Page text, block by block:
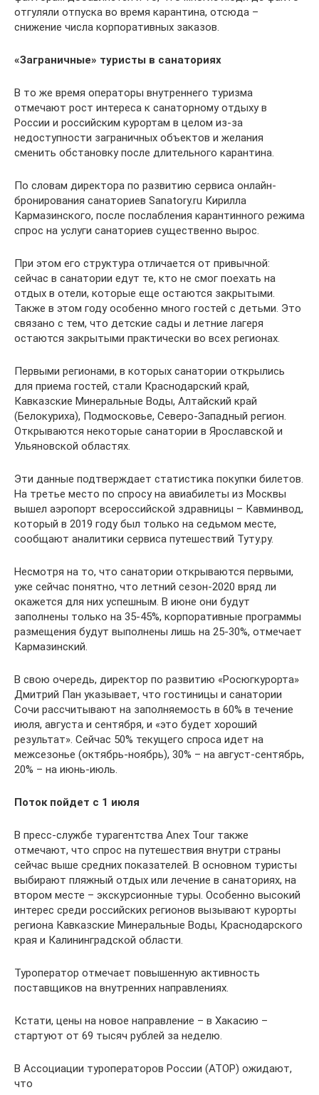
отгуляли отпуска во время карантина, отсюда –
снижение числа корпоративных заказов.
«Заграничные» туристы в санаториях
В то же время операторы внутреннего туризма
отмечают рост интереса к санаторному отдыху в
России и российским курортам в целом из-за
недоступности заграничных объектов и желания
сменить обстановку после длительного карантина.
По словам директора по развитию сервиса онлайн-
бронирования санаториев Sanatory.ru Кирилла
Кармазинского, после послабления карантинного режима
спрос на услуги санаториев существенно вырос.
При этом его структура отличается от привычной:
сейчас в санатории едут те, кто не смог поехать на
отдых в отели, которые еще остаются закрытыми.
Также в этом году особенно много гостей с детьми. Это
связано с тем, что детские сады и летние лагеря
остаются закрытыми практически во всех регионах.
Первыми регионами, в которых санатории открылись
для приема гостей, стали Краснодарский край,
Кавказские Минеральные Воды, Алтайский край
(Белокуриха), Подмосковье, Северо-Западный регион.
Открываются некоторые санатории в Ярославской и
Ульяновской областях.
Эти данные подтверждает статистика покупки билетов.
На третье место по спросу на авиабилеты из Москвы
вышел аэропорт всероссийской здравницы – Кавминвод,
который в 2019 году был только на седьмом месте,
сообщают аналитики сервиса путешествий Туту.ру.
Несмотря на то, что санатории открываются первыми,
уже сейчас понятно, что летний сезон-2020 вряд ли
окажется для них успешным. В июне они будут
заполнены только на 35-45%, корпоративные программы
размещения будут выполнены лишь на 25-30%, отмечает
Кармазинский.
В свою очередь, директор по развитию «Росюгкурорта»
Дмитрий Пан указывает, что гостиницы и санатории
Сочи рассчитывают на заполняемость в 60% в течение
июля, августа и сентября, и «это будет хороший
результат». Сейчас 50% текущего спроса идет на
межсезонье (октябрь-ноябрь), 30% – на август-сентябрь,
20% – на июнь-июль.
Поток пойдет с 1 июля
В пресс-службе турагентства Anex Tour также
отмечают, что спрос на путешествия внутри страны
сейчас выше средних показателей. В основном туристы
выбирают пляжный отдых или лечение в санаториях, на
втором месте – экскурсионные туры. Особенно высокий
интерес среди российских регионов вызывают курорты
региона Кавказские Минеральные Воды, Краснодарского
края и Калининградской области.
Туроператор отмечает повышенную активность
поставщиков на внутренних направлениях.
Кстати, цены на новое направление – в Хакасию –
стартуют от 69 тысяч рублей за неделю.
В Ассоциации туроператоров России (АТОР) ожидают,
что